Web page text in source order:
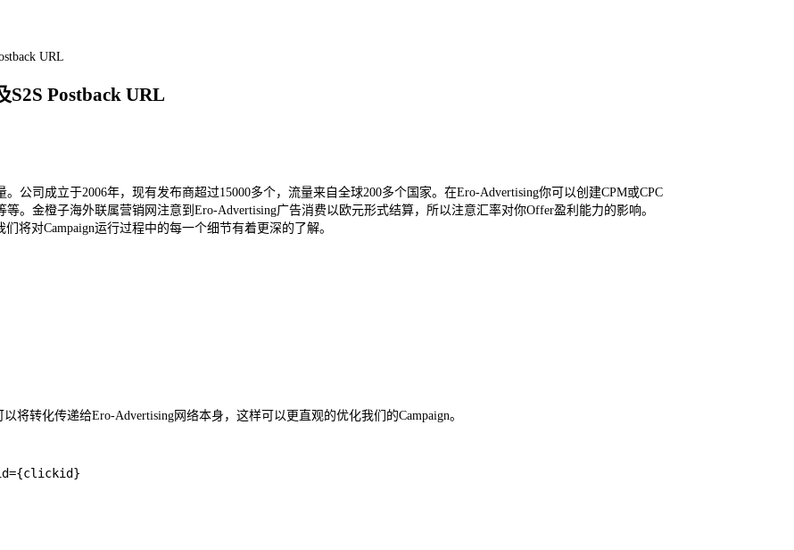
URL
Postback URL
公司成立于2006年，现有发布商超过15000多个，流量来自全球200多个国家。在Ero-Advertising你可以创建CPM或CPC
等。金橙子海外联属营销网注意到Ero-Advertising广告消费以欧元形式结算，所以注意汇率对你Offer盈利能力的影响。
将对Campaign运行过程中的每一个细节有着更深的了解。
将转化传递给Ero-Advertising网络本身，这样可以更直观的优化我们的Campaign。